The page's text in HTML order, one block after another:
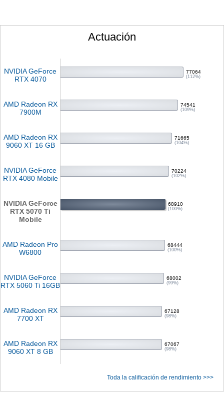
Actuación
NVIDIA GeForce
RTX 4070
77064
(112%)
AMD Radeon RX
7900M
74541
(109%)
AMD Radeon RX
9060 XT 16 GB
71665
(104%)
NVIDIA GeForce
RTX 4080 Mobile
70224
(102%)
NVIDIA GeForce
RTX 5070 Ti
Mobile
68910
(100%)
AMD Radeon Pro
W6800
68444
(100%)
NVIDIA GeForce
RTX 5060 Ti 16GB
68002
(99%)
AMD Radeon RX
7700 XT
67128
(98%)
AMD Radeon RX
9060 XT 8 GB
67067
(98%)
Toda la calificación de rendimiento >>>